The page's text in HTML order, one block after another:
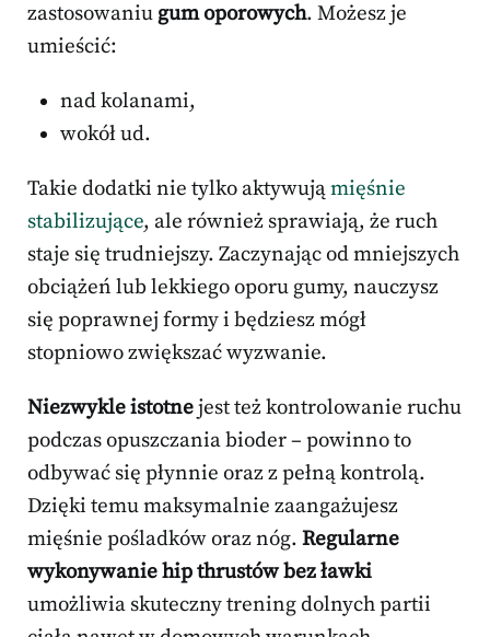
zastosowaniu gum oporowych. Możesz je
umieścić:
nad kolanami,
wokół ud.
Takie dodatki nie tylko aktywująmięśnie
stabilizujące, ale również sprawiają, że ruch
staje się trudniejszy. Zaczynając od mniejszych
obciążeń lub lekkiego oporu gumy, nauczysz
się poprawnej formy i będziesz mógł
stopniowo zwiększać wyzwanie.
Niezwykle istotnejest też kontrolowanie ruchu
podczas opuszczania bioder – powinno to
odbywać się płynnie oraz z pełną kontrolą.
Dzięki temu maksymalnie zaangażujesz
mięśnie pośladków oraz nóg. Regularne
wykonywanie hip thrustów bez ławki
umożliwia skuteczny trening dolnych partii